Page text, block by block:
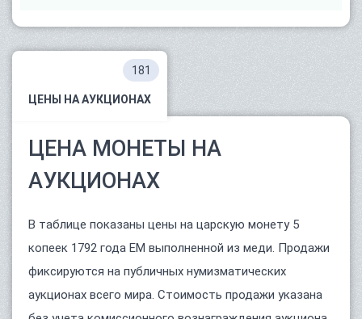
ЦЕНЫ НА АУКЦИОНАХ
181
ЦЕНА МОНЕТЫ НА
АУКЦИОНАХ
В таблице показаны цены на царскую монету 5
копеек 1792 года ЕМ выполненной из меди. Продажи
фиксируются на публичных нумизматических
аукционах всего мира. Стоимость продажи указана